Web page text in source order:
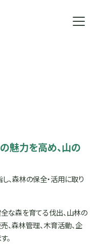
魅力を高め、山の
、森林の保全・活用に取り
な森を育てる伐出、山林の
、森林管理、木育活動、企
。